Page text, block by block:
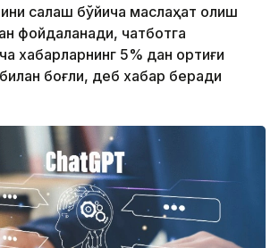
сақлаш бўйича маслаҳат олиш
фойдаланади, чатботга
хабарларнинг 5% дан ортиғи
билан боғлиқ, деб хабар беради